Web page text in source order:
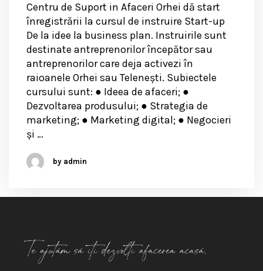
Centru de Suport in Afaceri Orhei dă start
înregistrării la cursul de instruire Start-up
De la idee la business plan. Instruirile sunt
destinate antreprenorilor începător sau
antreprenorilor care deja activezi în
raioanele Orhei sau Telenești. Subiectele
cursului sunt: ● Ideea de afaceri; ●
Dezvoltarea produsului; ● Strategia de
marketing; ● Marketing digital; ● Negocieri
și …
by admin